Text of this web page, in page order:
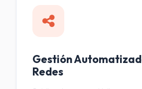
Gestión
Redes